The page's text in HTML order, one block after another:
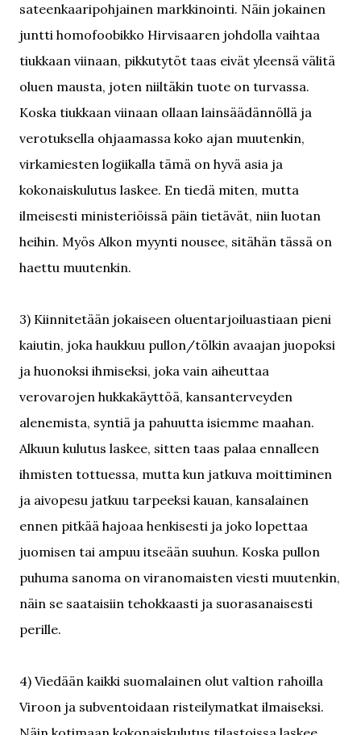
sateenkaaripohjainen markkinointi. Näin jokainen
juntti homofoobikko Hirvisaaren johdolla vaihtaa
tiukkaan viinaan, pikkutytöt taas eivät yleensä välitä
oluen mausta, joten niiltäkin tuote on turvassa.
Koska tiukkaan viinaan ollaan lainsäädännöllä ja
verotuksella ohjaamassa koko ajan muutenkin,
virkamiesten logiikalla tämä on hyvä asia ja
kokonaiskulutus laskee. En tiedä miten, mutta
ilmeisesti ministeriöissä päin tietävät, niin luotan
heihin. Myös Alkon myynti nousee, sitähän tässä on
haettu muutenkin.
3) Kiinnitetään jokaiseen oluentarjoiluastiaan pieni
kaiutin, joka haukkuu pullon/tölkin avaajan juopoksi
ja huonoksi ihmiseksi, joka vain aiheuttaa
verovarojen hukkakäyttöä, kansanterveyden
alenemista, syntiä ja pahuutta isiemme maahan.
Alkuun kulutus laskee, sitten taas palaa ennalleen
ihmisten tottuessa, mutta kun jatkuva moittiminen
ja aivopesu jatkuu tarpeeksi kauan, kansalainen
ennen pitkää hajoaa henkisesti ja joko lopettaa
juomisen tai ampuu itseään suuhun. Koska pullon
puhuma sanoma on viranomaisten viesti muutenkin,
näin se saataisiin tehokkaasti ja suorasanaisesti
perille.
4) Viedään kaikki suomalainen olut valtion rahoilla
Viroon ja subventoidaan risteilymatkat ilmaiseksi.